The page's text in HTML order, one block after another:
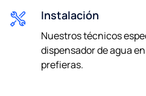
Teléfono*
Consiento ser contactado
Instalación
Nuestros técnicos
dispensador de agua
prefieras.